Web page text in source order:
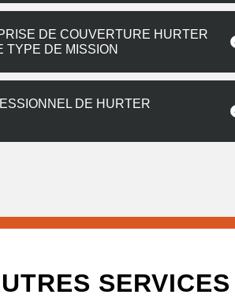
DE COUVERTURE HURTER
TYPE DE MISSION
DE HURTER
SERVICES